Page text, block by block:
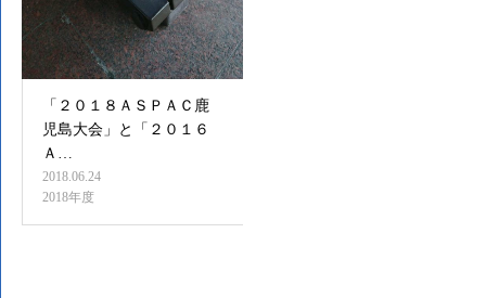
「２０１８ＡＳＰＡＣ鹿
児島大会」と「２０１６
Ａ…
2018.06.24
2018年度